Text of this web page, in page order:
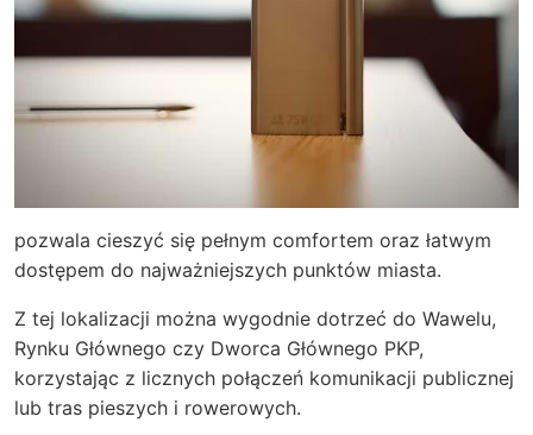
pozwala cieszyć się pełnym comfortem oraz łatwym
dostępem do najważniejszych punktów miasta.
Z tej lokalizacji można wygodnie dotrzeć do Wawelu,
Rynku Głównego czy Dworca Głównego PKP,
korzystając z licznych połączeń komunikacji publicznej
lub tras pieszych i rowerowych.